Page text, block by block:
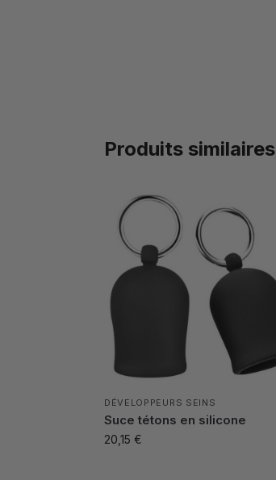
Produits similaires
DÉVELOPPEURS SEINS
Suce tétons en silicone
20,15 €